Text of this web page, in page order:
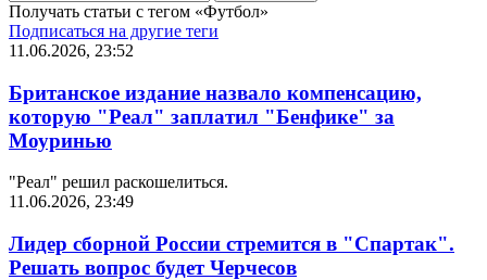
Получать статьи с тегом «Футбол»
Подписаться на другие теги
11.06.2026, 23:52
Британское издание назвало компенсацию,
которую "Реал" заплатил "Бенфике" за
Моуринью
"Реал" решил раскошелиться.
11.06.2026, 23:49
Лидер сборной России стремится в "Спартак".
Решать вопрос будет Черчесов